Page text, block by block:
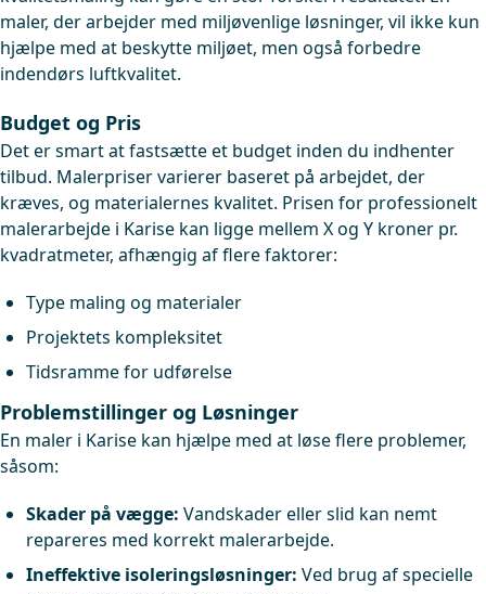
maler, der arbejder med miljøvenlige løsninger, vil ikke kun
hjælpe med at beskytte miljøet, men også forbedre
indendørs luftkvalitet.
Budget og Pris
Det er smart at fastsætte et budget inden du indhenter
tilbud. Malerpriser varierer baseret på arbejdet, der
kræves, og materialernes kvalitet. Prisen for professionelt
malerarbejde i Karise kan ligge mellem X og Y kroner pr.
kvadratmeter, afhængig af flere faktorer:
Type maling og materialer
Projektets kompleksitet
Tidsramme for udførelse
Problemstillinger og Løsninger
En maler i Karise kan hjælpe med at løse flere problemer,
såsom:
Skader på vægge: Vandskader eller slid kan nemt
repareres med korrekt malerarbejde.
Ineffektive isoleringsløsninger: Ved brug af specielle